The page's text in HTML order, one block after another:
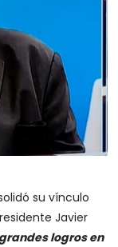
su vínculo
Javier
logros en